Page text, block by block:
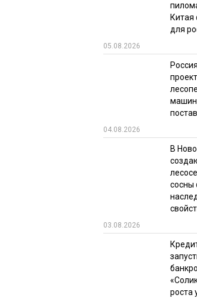
СУШКА ДРЕВЕСИНЫ
ИТОГИ МЕРОПРИЯТИЙ
Китая
для
05.08.2026
04.08.2026
В
сосны
03.08.2026
роста